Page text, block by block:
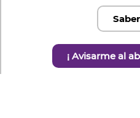
¡ Avisarme al